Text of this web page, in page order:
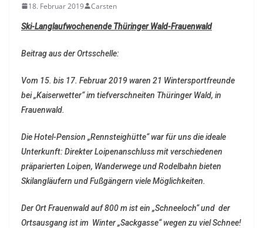
18. Februar 2019 Carsten
Ski-Langlaufwochenende Thüringer Wald-Frauenwald
Beitrag aus der Ortsschelle:
Vom 15. bis 17. Februar 2019 waren 21 Wintersportfreunde
bei „Kaiserwetter“ im tiefverschneiten Thüringer Wald, in
Frauenwald.
Die Hotel-Pension „Rennsteighütte“ war für uns die ideale
Unterkunft: Direkter Loipenanschluss mit verschiedenen
präparierten Loipen, Wanderwege und Rodelbahn bieten
Skilangläufern und Fußgängern viele Möglichkeiten.
Der Ort Frauenwald auf 800 m ist ein „Schneeloch“ und der
Ortsausgang ist im Winter „Sackgasse“ wegen zu viel Schnee!